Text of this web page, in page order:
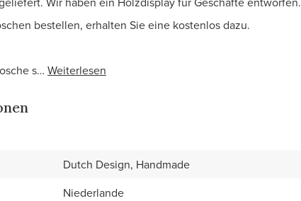
bestellen, erhalten Sie eine kostenlos dazu.
s… Weiterlesen
Dutch Design, Handmade
Niederlande